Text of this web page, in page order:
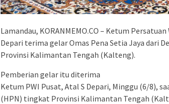
Lamandau, KORANMEMO.CO – Ketum
Depari terima gelar Omas Pena Setia Jaya dari
Provinsi Kalimantan Tengah (Kalteng).
Pemberian gelar itu diterima
Ketum PWI Pusat, Atal S Depari, Minggu (6/8),
(HPN) tingkat Provinsi Kalimantan Tengah